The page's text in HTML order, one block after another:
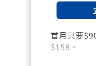
首月只要
$158。